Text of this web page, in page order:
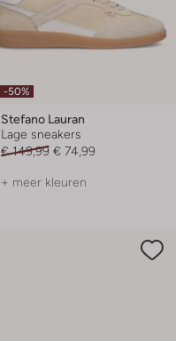
-50%
Stefano Lauran
Lage sneakers
€ 149,99 € 74,99
+ meer kleuren